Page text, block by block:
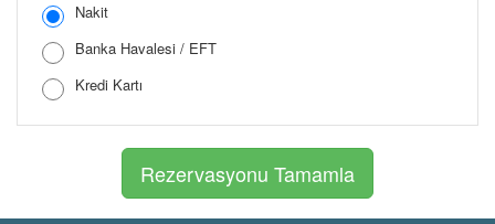
Nakit
Banka Havalesi / EFT
Kredi Kartı